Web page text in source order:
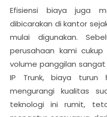
Efisiensi biaya juga
dibicarakan di kantor
mulai digunakan.
perusahaan kami
volume panggilan sangat
IP Trunk, biaya turun
mengurangi kualitas
teknologi ini rumit,